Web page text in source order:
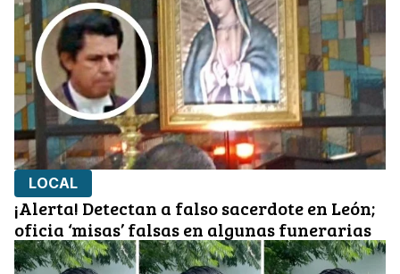
LOCAL
¡Alerta! Detectan a falso sacerdote en León;
oficia ‘misas’ falsas en algunas funerarias